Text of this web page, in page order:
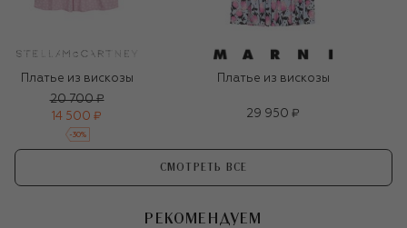
Платье из вискозы
20 700 ₽
14 500 ₽
-30%
Платье из вискозы
29 950 ₽
СМОТРЕТЬ ВСЕ
РЕКОМЕНДУЕМ